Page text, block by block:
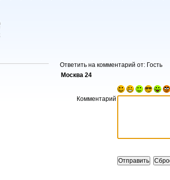
Ответить на комментарий от: Гость
Москва 24
Комментарий